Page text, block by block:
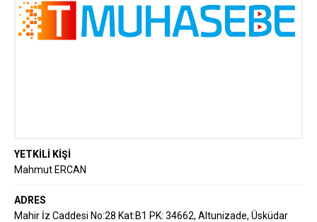
YETKİLİ KİŞİ
Mahmut ERCAN
ADRES
Mahir İz Caddesi No:28 Kat:B1 PK: 34662, Altunizade, Üsküdar